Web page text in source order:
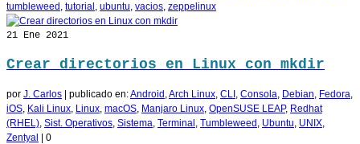
tumbleweed , tutorial , ubuntu, vacios, zeppelinux
21 Ene 2021
Crear directorios en Linux con mkdir
por J. Carlos publicado en:Android ,Arch Linux, CLI , Consola, Debian, Fedora,
iOS, Kali Linux, Linux, macOS, Manjaro Linux, OpenSUSE LEAP, Redhat
(RHEL), Sist. Operativos, Sistema, Terminal , Tumbleweed , Ubuntu, UNIX,
Zentyal
0